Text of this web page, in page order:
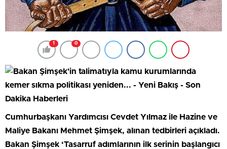
1 0
Cumhurbaşkanı Yardımcısı Cevdet Yılmaz ile Hazine ve
Maliye Bakanı Mehmet Şimşek, alınan tedbirleri açıkladı.
Bakan Şimşek ‘Tasarruf adımlarının ilk serinin başlangıcı